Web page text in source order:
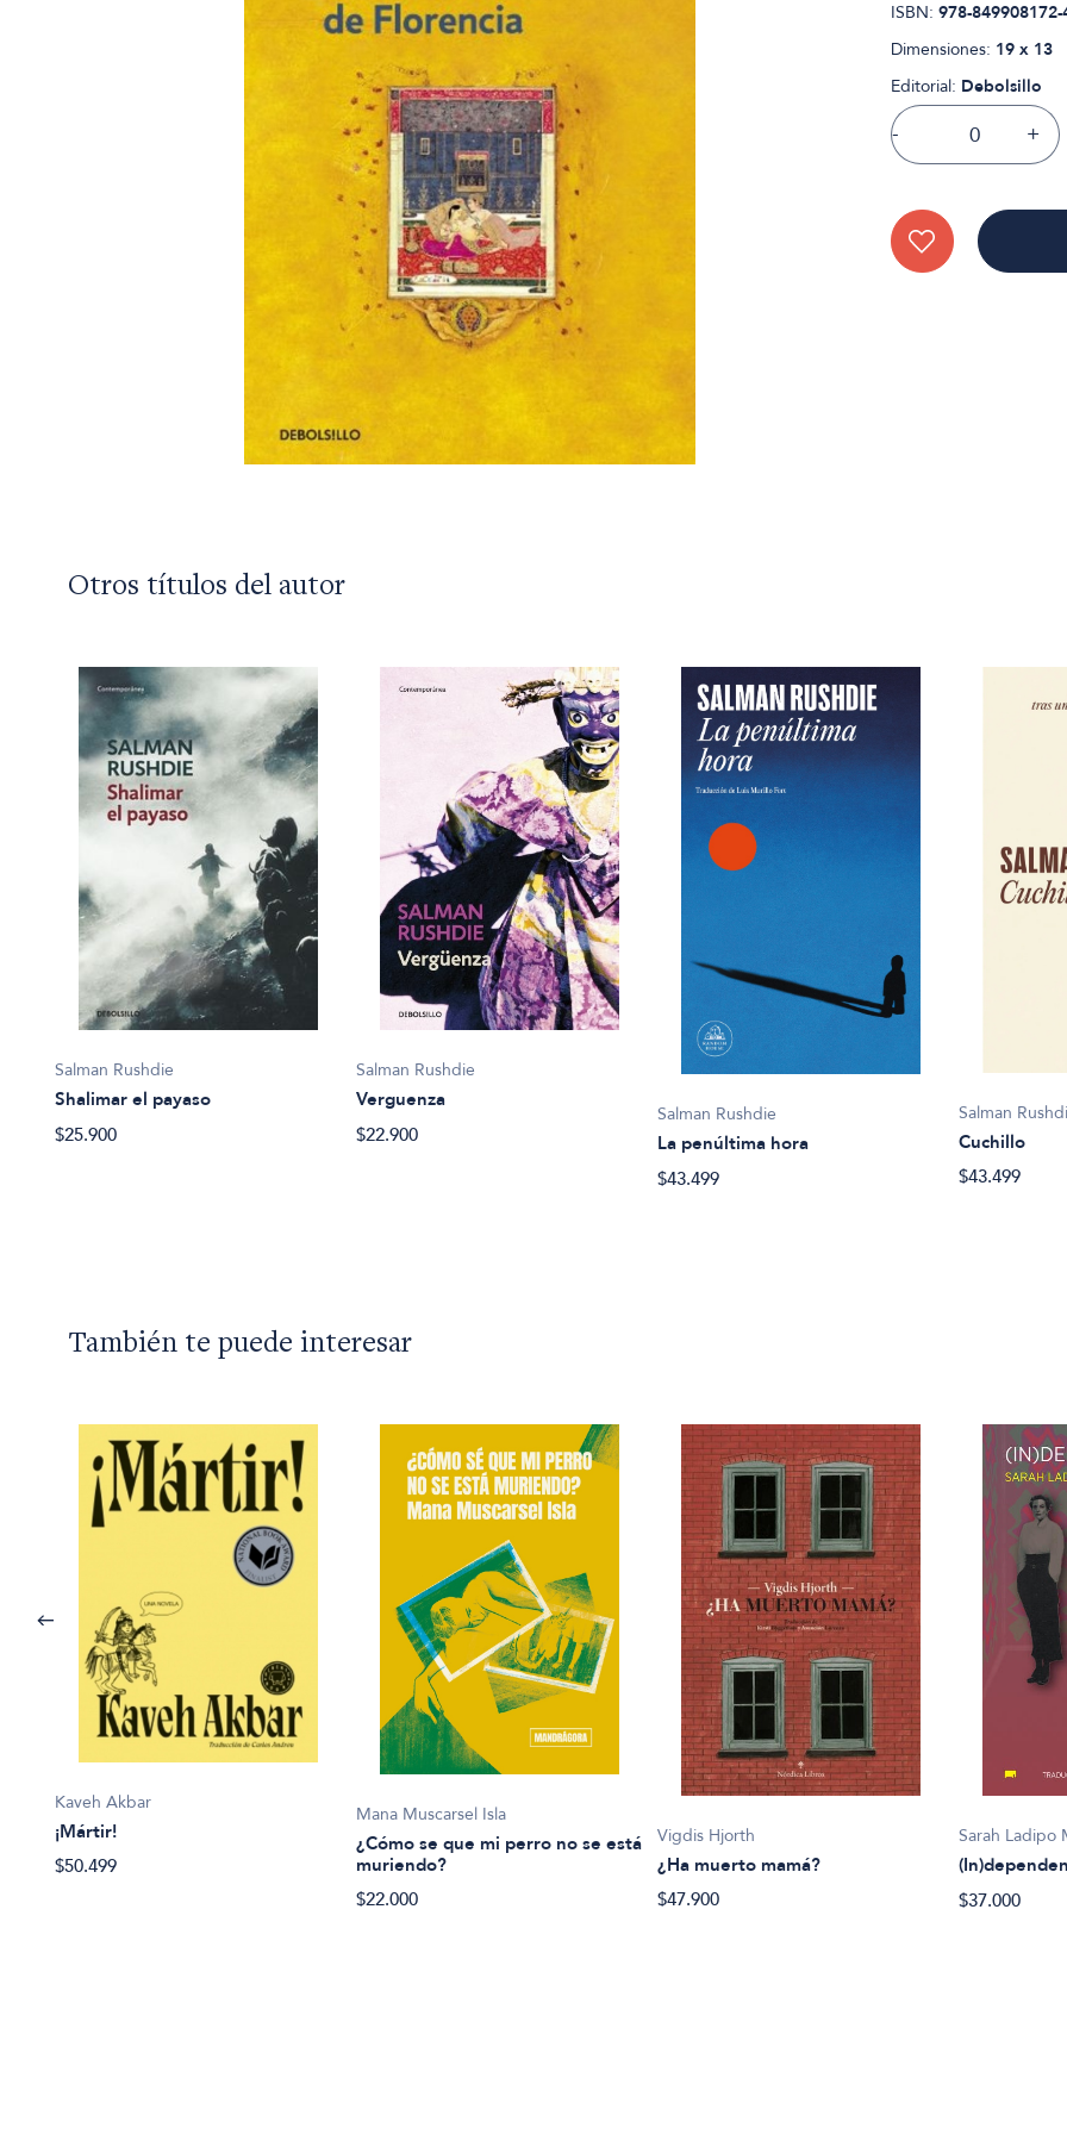
ISBN: 978-849908172-
Dimensiones: 19 x 13
Editorial: Debolsillo
- +
Otros títulos del autor
Salman Rushdie
Shalimar el payaso
$25.900
Salman Rushdie
Verguenza
$22.900
Salman Rushdie
La penúltima hora
$43.499
Salman
Cuchillo
$43.499
También te puede interesar
Kaveh Akbar
¡Mártir!
$50.499
Mana Muscarsel Isla
¿Cómo se que mi perro no se está
muriendo?
$22.000
Vigdis Hjorth
¿Ha muerto mamá?
$47.900
Sarah Ladipo
$37.000